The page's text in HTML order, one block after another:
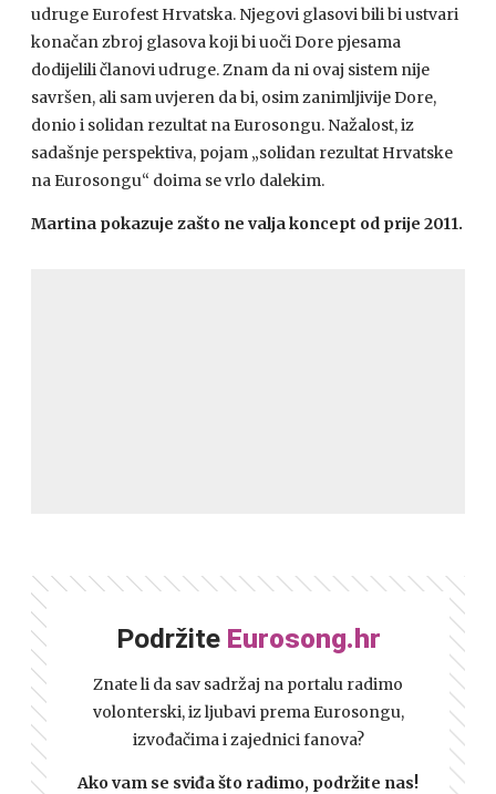
udruge Eurofest Hrvatska. Njegovi glasovi bili bi ustvari
konačan zbroj glasova koji bi uoči Dore pjesama
dodijelili članovi udruge. Znam da ni ovaj sistem nije
savršen, ali sam uvjeren da bi, osim zanimljivije Dore,
donio i solidan rezultat na Eurosongu. Nažalost, iz
sadašnje perspektiva, pojam „solidan rezultat Hrvatske
na Eurosongu“ doima se vrlo dalekim.
Martina pokazuje zašto ne valja koncept od prije 2011.
Podržite Eurosong.hr
Znate li da sav sadržaj na portalu radimo
volonterski, iz ljubavi prema Eurosongu,
izvođačima i zajednici fanova?
Ako vam se sviđa što radimo, podržite nas!